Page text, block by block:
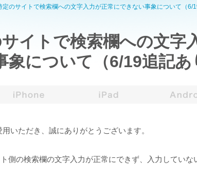
定のサイトで検索欄への文字入力が正常にできない事象について（6/
イトで検索欄への文字
象について（6/19追記あ
いただき、誠にありがとうございます。
側の検索欄の文字入力が正常にできず、入力してい